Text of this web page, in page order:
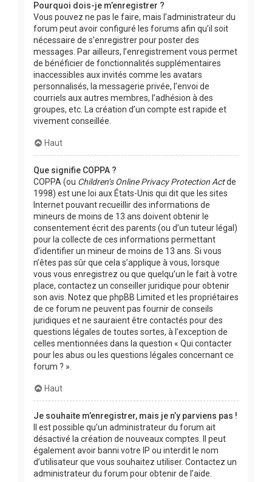
Pourquoi dois-je m’enregistrer ?
Vous pouvez ne pas le faire, mais l’administrateur du
forum peut avoir configuré les forums afin qu’il soit
nécessaire de s’enregistrer pour poster des
messages. Par ailleurs, l’enregistrement vous permet
de bénéficier de fonctionnalités supplémentaires
inaccessibles aux invités comme les avatars
personnalisés, la messagerie privée, l’envoi de
courriels aux autres membres, l’adhésion à des
groupes, etc. La création d’un compte est rapide et
vivement conseillée.
Haut
Que signifie COPPA ?
COPPA (ou Children’s Online Privacy Protection Actde
1998) est une loi aux États-Unis qui dit que les sites
Internet pouvant recueillir des informations de
mineurs de moins de 13 ans doivent obtenir le
consentement écrit des parents (ou d’un tuteur légal)
pour la collecte de ces informations permettant
d’identifier un mineur de moins de 13 ans. Si vous
n’êtes pas sûr que cela s’applique à vous, lorsque
vous vous enregistrez ou que quelqu’un le fait à votre
place, contactez un conseiller juridique pour obtenir
son avis. Notez que phpBB Limited et les propriétaires
de ce forum ne peuvent pas fournir de conseils
juridiques et ne sauraient être contactés pour des
questions légales de toutes sortes, à l’exception de
celles mentionnées dans la question « Qui contacter
pour les abus ou les questions légales concernant ce
forum ? ».
Haut
Je souhaite m’enregistrer, mais je n’y parviens pas !
Il est possible qu’un administrateur du forum ait
désactivé la création de nouveaux comptes. Il peut
également avoir banni votre IP ou interdit le nom
d’utilisateur que vous souhaitez utiliser. Contactez un
administrateur du forum pour obtenir de l’aide.